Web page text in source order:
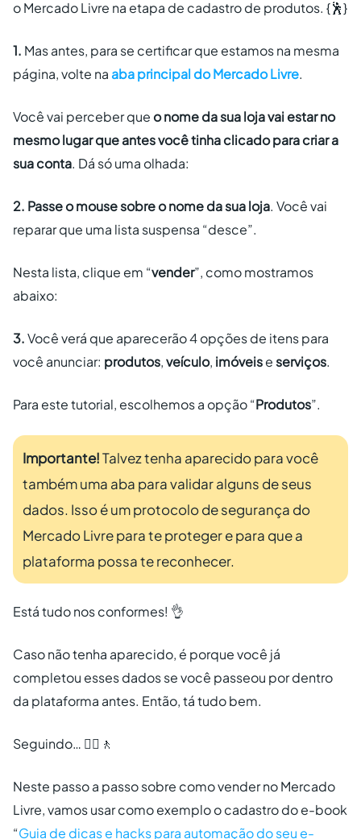
o Mercado Livre na etapa de cadastro de produtos. {🕺}
1. Mas antes, para se certificar que estamos na mesma
página, volte na aba principal do Mercado Livre.
Você vai perceber que o nome da sua loja vai estar no
mesmo lugar que antes você tinha clicado para criar a
sua conta. Dá só uma olhada:
2. Passe o mouse sobre o nome da sua loja. Você vai
reparar que uma lista suspensa “desce”.
Nesta lista, clique em “vender”, como mostramos
abaixo:
3.Você verá que aparecerão 4 opções de itens para
você anunciar: produtos,veículo, imóveiseserviços.
Para este tutorial, escolhemos a opção “Produtos”.
Importante!Talvez tenha aparecido para você
também uma aba para validar alguns de seus
dados. Isso é um protocolo de segurança do
Mercado Livre para te proteger e para que a
plataforma possa te reconhecer.
Está tudo nos conformes! 👌
Caso não tenha aparecido, é porque você já
completou esses dados se você passeou por dentro
da plataforma antes. Então, tá tudo bem.
Seguindo… 🚶‍♀️🚶
Neste passo a passo sobre como vender no Mercado
Livre, vamos usar como exemplo o cadastro do e-book
“Guia de dicas e hacks para automação do seu e-